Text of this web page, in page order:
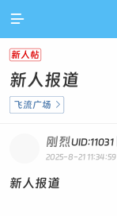

新人帖
新人报道
飞流广场 
刚烈UID:11031
2025-8-21 11:34:59
新人报道